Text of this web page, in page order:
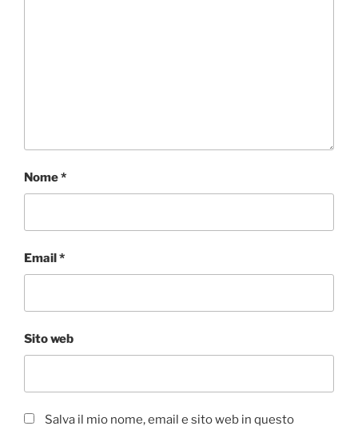
Nome*
Email*
Sito web
Salva il mio nome, email e sito web in questo